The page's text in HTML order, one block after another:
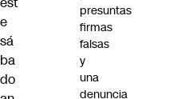
e
sá
ba
do
presuntas
firmas
falsas
y
una
denuncia